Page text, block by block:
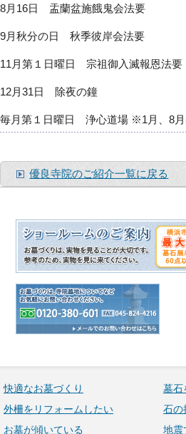
8月16日 盂蘭盆施餓鬼会法要
9月秋分の日 秋季彼岸会法要
11月第１日曜日 宗祖御入滅報恩法要
12月31日 除夜の鐘
毎月第１日曜日 浄心道場 ※1月、8月
優良寺院のご紹介一覧に戻る
快適なお墓づくり
墓石
外柵をリフォームしたい
石の
お墓が傾いている
地震